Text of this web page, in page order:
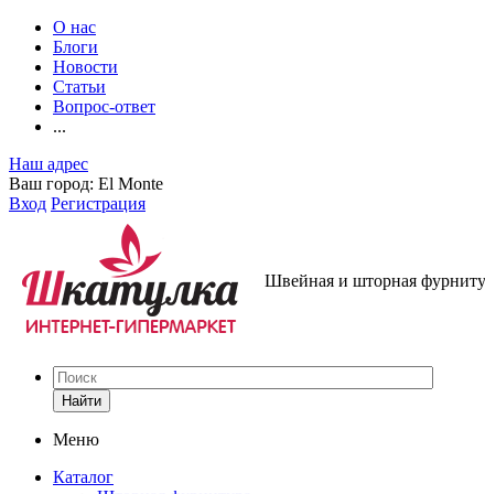
О нас
Блоги
Новости
Статьи
Вопрос-ответ
...
Наш адрес
Ваш город: El Monte
Вход Регистрация
Швейная и шторная
Найти
Меню
Каталог